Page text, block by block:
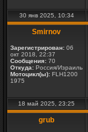
30 янв 2025, 10:34
Smirnov
Зарегистрирован: 06
окт 2018, 22:37
Сообщения: 70
Откуда: Россия/Израиль
Мотоцикл(ы): FLH1200
1975
18 май 2025, 23:25
grub